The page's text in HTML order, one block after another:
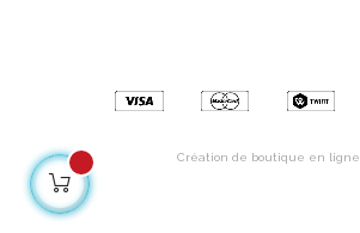
Création de boutique en ligne